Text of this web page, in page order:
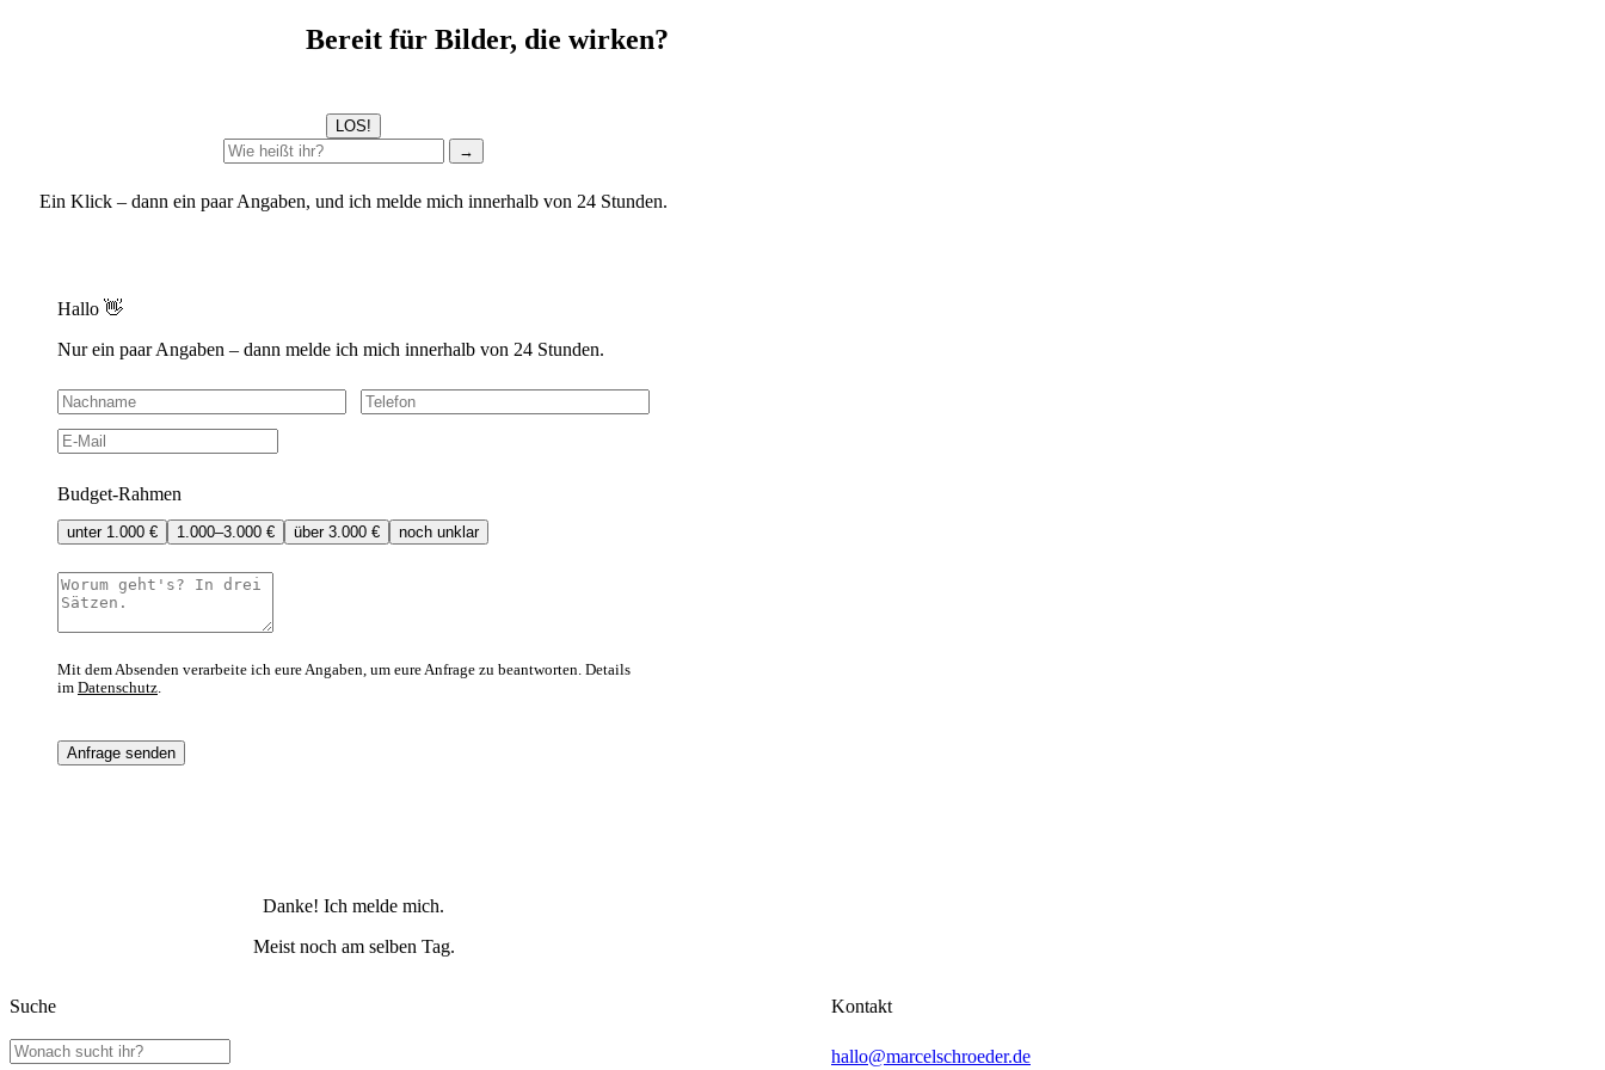
Bereit für Bilder, die wirken?
LOS!
→
Ein Klick – dann ein paar Angaben, und ich melde mich innerhalb von 24 Stunden.
Hallo 👋
Nur ein paar Angaben – dann melde ich mich innerhalb von 24 Stunden.
Budget-Rahmen
unter 1.000 € 1.000–3.000 € über 3.000 € noch unklar
Mit dem Absenden verarbeite ich eure Angaben, um eure Anfrage zu beantworten. Details
im Datenschutz
Anfrage senden
Danke! Ich melde mich.
Meist noch am selben Tag.
Suche Kontakt
hallo@marcelschroeder.de